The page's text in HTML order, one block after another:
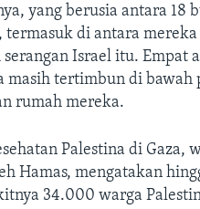
yang berusia antara 18
termasuk di antara mereka
Israel itu. Empat
masih tertimbun di bawah
rumah mereka.
Palestina di Gaza,
Hamas, mengatakan
34.000 warga